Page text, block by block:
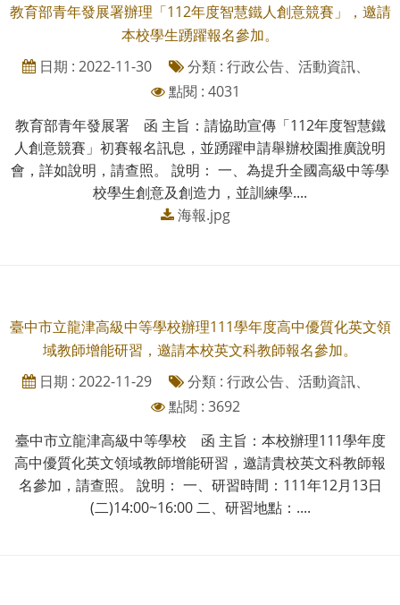
教育部青年發展署辦理「112年度智慧鐵人創意競賽」，邀請
本校學生踴躍報名參加。
日期 : 2022-11-30
分類 : 行政公告、活動資訊、
點閱 : 4031
教育部青年發展署 函 主旨：請協助宣傳「112年度智慧鐵
人創意競賽」初賽報名訊息，並踴躍申請舉辦校園推廣說明
會，詳如說明，請查照。 說明： 一、為提升全國高級中等學
校學生創意及創造力，並訓練學....
海報.jpg
臺中市立龍津高級中等學校辦理111學年度高中優質化英文領
域教師增能研習，邀請本校英文科教師報名參加。
日期 : 2022-11-29
分類 : 行政公告、活動資訊、
點閱 : 3692
臺中市立龍津高級中等學校 函 主旨：本校辦理111學年度
高中優質化英文領域教師增能研習，邀請貴校英文科教師報
名參加，請查照。 說明： 一、研習時間：111年12月13日
(二)14:00~16:00 二、研習地點：....